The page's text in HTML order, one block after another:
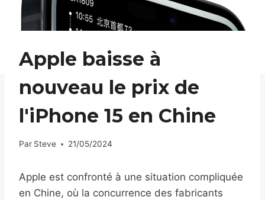
Apple baisse à
nouveau le prix de
l'iPhone 15 en Chine
Par Steve 21/05/2024
Apple est confronté à une situation compliquée
en Chine, où la concurrence des fabricants